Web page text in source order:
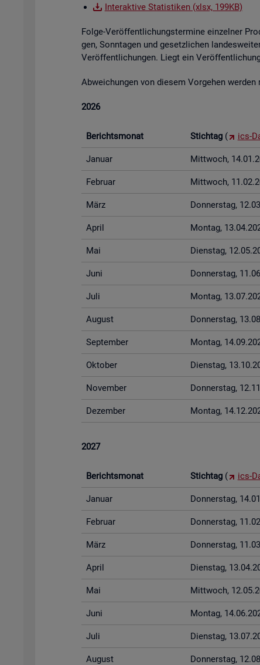
In­ter­ak­ti­ve Sta­tis­ti­ken (xlsx, 199KB)
Folge-Ver­öf­fent­li­chungs­ter­mi­ne ein­zel­ner
gen, Sonn­ta­gen und ge­setz­li­chen
Ver­öf­fent­li­chun­gen. Liegt ein
Ab­wei­chun­gen von die­sem Vor­ge­hen
2026
Be­richts­mo­nat Stich­tag ( ics-
Ja­nu­ar Mitt­woch,
Fe­bru­ar Mitt­woch,
März Don­ners­tag,
April Mon­tag,
Mai Diens­tag,
Juni Don­ners­tag,
Juli Mon­tag,
Au­gust Don­ners­tag,
Sep­tem­ber Mon­tag,
Ok­to­ber Diens­tag,
No­vem­ber Don­ners­tag,
De­zem­ber Mon­tag,
2027
Be­richts­mo­nat Stich­tag ( ics-
Ja­nu­ar Don­ners­tag,
Fe­bru­ar Don­ners­tag,
März Don­ners­tag,
April Diens­tag,
Mai Mitt­woch,
Juni Mon­tag,
Juli Diens­tag,
Au­gust Don­ners­tag,